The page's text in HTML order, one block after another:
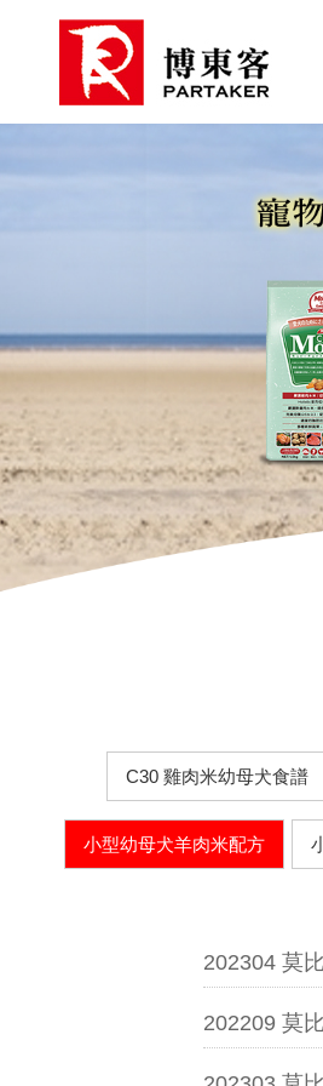
C30 雞肉米幼母犬食譜
小型幼母犬羊肉米配方
202304 莫
202209 莫